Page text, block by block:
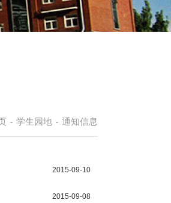
- 学生园地 - 通知信息
2015-09-10
2015-09-08